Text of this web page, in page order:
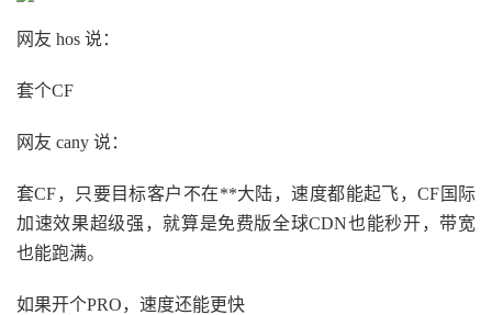
网友 hos 说：
套个CF
网友 cany 说：
套CF，只要目标客户不在**大陆，速度都能起飞，CF国际
加速效果超级强，就算是免费版全球CDN也能秒开，带宽
也能跑满。
如果开个PRO，速度还能更快